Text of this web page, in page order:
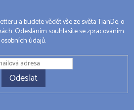
a budete vědět vše ze světa TianDe, o
Odesláním souhlasíte se zpracováním
osobních údajů.
Odeslat